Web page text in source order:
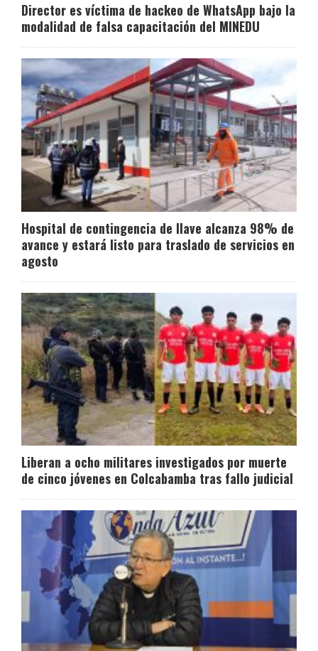
Director es víctima de hackeo de WhatsApp bajo la
modalidad de falsa capacitación del MINEDU
Hospital de contingencia de Ilave alcanza 98% de
avance y estará listo para traslado de servicios en
agosto
Liberan a ocho militares investigados por muerte
de cinco jóvenes en Colcabamba tras fallo judicial